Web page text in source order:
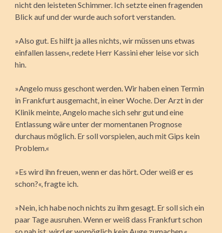
nicht den leisteten Schimmer. Ich setzte einen fragenden
Blick auf und der wurde auch sofort verstanden.
»Also gut. Es hilft ja alles nichts, wir müssen uns etwas
einfallen lassen«, redete Herr Kassini eher leise vor sich
hin.
»Angelo muss geschont werden. Wir haben einen Termin
in Frankfurt ausgemacht, in einer Woche. Der Arzt in der
Klinik meinte, Angelo mache sich sehr gut und eine
Entlassung wäre unter der momentanen Prognose
durchaus möglich. Er soll vorspielen, auch mit Gips kein
Problem.«
»Es wird ihn freuen, wenn er das hört. Oder weiß er es
schon?«, fragte ich.
»Nein, ich habe noch nichts zu ihm gesagt. Er soll sich ein
paar Tage ausruhen. Wenn er weiß dass Frankfurt schon
so nah ist, wird er womöglich kein Auge zumachen.«